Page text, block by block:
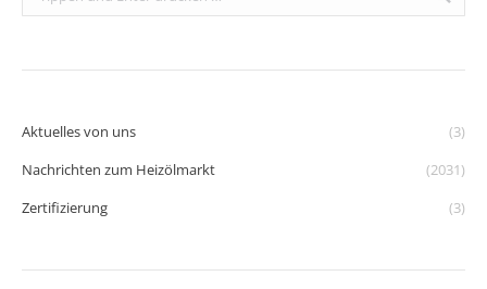
Aktuelles von uns
(3)
Nachrichten zum Heizölmarkt
(2031)
Zertifizierung
(3)